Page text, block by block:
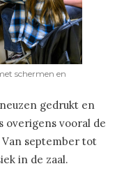
schermen en
gedrukt en
overigens vooral de
september tot
in de zaal.